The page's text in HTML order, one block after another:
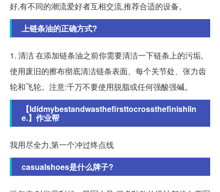
好,有不同的潮流爱好者互相交流,推荐合适的设备。
上链条油的正确方式?
1. 清洁 在添加链条油之前你需要清洁一下链条上的污垢,
使用废旧的擦布彻底清洁链条表面、每个关节处、张力齿
轮和飞轮。注意:千万不要使用脱脂或任何强酸强碱。
【Ididmybestandwasthefirsttocrossthefinishlin
e.】作业帮
我用尽全力,第一个冲过终点线
casualshoes是什么牌子?